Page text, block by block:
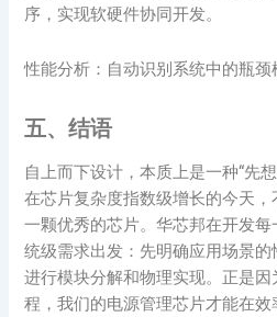
序，实现软硬件协同开发。
性能分析：自动识别系统中的瓶颈
五、结语
自上而下设计，本质上是一种“先
在芯片复杂度指数级增长的今天，
一颗优秀的芯片。华芯邦在开发
统级需求出发：先明确应用场景
进行模块分解和物理实现。正是因
程，我们的电源管理芯片才能在